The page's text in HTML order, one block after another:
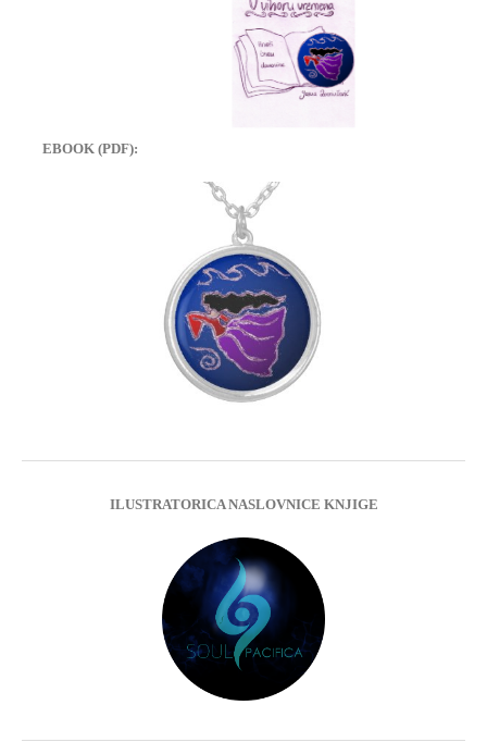
EBOOK (PDF):
ILUSTRATORICA NASLOVNICE KNJIGE